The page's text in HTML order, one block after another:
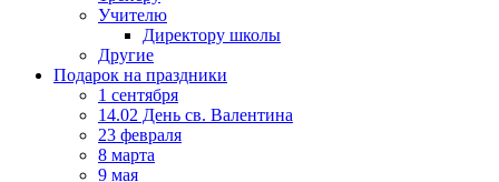
Учителю
Директору школы
Другие
Подарок на праздники
1 сентября
14.02 День св. Валентина
23 февраля
8 марта
9 мая